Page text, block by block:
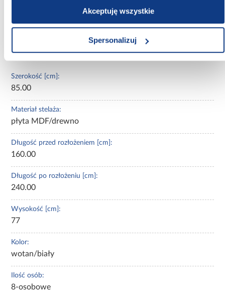
Akceptuję wszystkie
Spersonalizuj
jadalni, gdzie codzienne posiłki i wyjątkowe okazje staną się
jeszcze bardziej wyjątkowe.
Transport Do pobrania
Szerokość [cm]:
85.00
Materiał stelaża:
płyta MDF/drewno
Długość przed rozłożeniem [cm]:
160.00
Długość po rozłożeniu [cm]:
240.00
Wysokość [cm]:
77
Kolor:
wotan/biały
Ilość osób:
8-osobowe